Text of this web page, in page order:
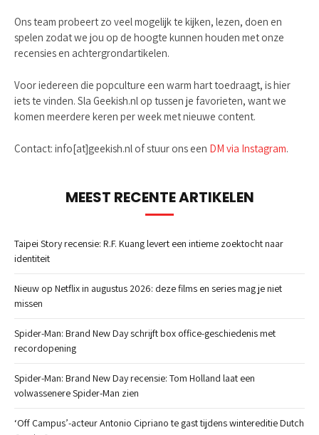
Ons team probeert zo veel mogelijk te kijken, lezen, doen en
spelen zodat we jou op de hoogte kunnen houden met onze
recensies en achtergrondartikelen.
Voor iedereen die popculture een warm hart toedraagt, is hier
iets te vinden. Sla Geekish.nl op tussen je favorieten, want we
komen meerdere keren per week met nieuwe content.
Contact: info[at]geekish.nl of stuur ons een DM via Instagram.
MEEST RECENTE ARTIKELEN
Taipei Story recensie: R.F. Kuang levert een intieme zoektocht naar
identiteit
Nieuw op Netflix in augustus 2026: deze films en series mag je niet
missen
Spider-Man: Brand New Day schrijft box office-geschiedenis met
recordopening
Spider-Man: Brand New Day recensie: Tom Holland laat een
volwassenere Spider-Man zien
‘Off Campus’-acteur Antonio Cipriano te gast tijdens wintereditie Dutch